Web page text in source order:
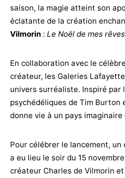
saison, la magie atteint son
éclatante de la création
Vilmorin : Le Noël de mes rêves
En collaboration avec le
créateur, les Galeries
univers surréaliste. Inspiré par
psychédéliques de Tim Burton
donne vie à un pays
Pour célébrer le lancement,
a eu lieu le soir du 15
créateur Charles de Vilmorin